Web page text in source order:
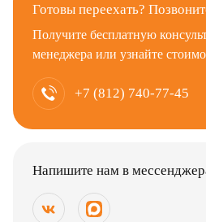
Готовы переехать?
Получите бесплатную
менеджера или узнайте
+7 (812) 740-77-45
Напишите нам в